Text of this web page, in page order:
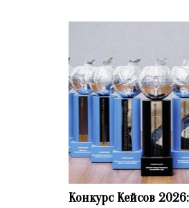
Конкурс Кейсов 2026: